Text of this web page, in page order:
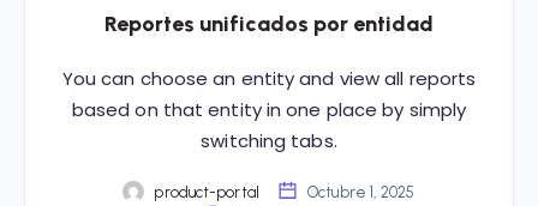
Reportes unificados por entidad
You can choose an entity and view all reports
based on that entity in one place by simply
switching tabs.
product-portal
Octubre 1, 2025